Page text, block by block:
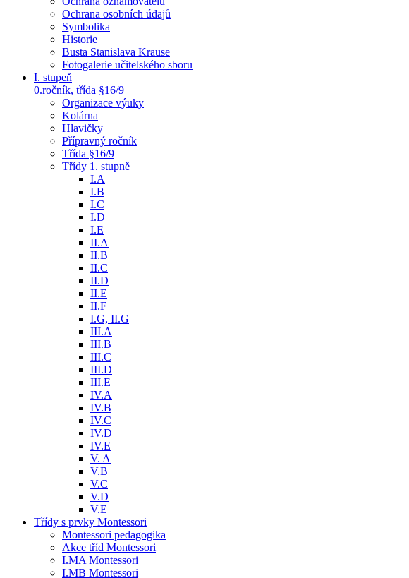
Ochrana osobních údajů
Symbolika
Historie
Busta Stanislava Krause
Fotogalerie učitelského sboru
I. stupeň
0.ročník, třída §16/9
Organizace výuky
Kolárna
Hlavičky
Přípravný ročník
Třída §16/9
Třídy 1. stupně
I.A
I.B
I.C
I.D
I.E
II.A
II.B
II.C
II.D
II.E
II.F
I.G, II.G
III.A
III.B
III.C
III.D
III.E
IV.A
IV.B
IV.C
IV.D
IV.E
V. A
V.B
V.C
V.D
V.E
Třídy s prvky Montessori
Montessori pedagogika
Akce tříd Montessori
I.MA Montessori
I.MB Montessori